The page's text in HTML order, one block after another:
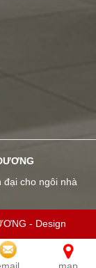
đại cho ngôi nhà
- Design